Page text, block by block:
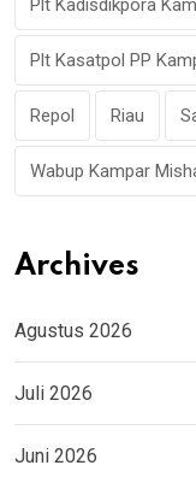
Plt Kadisdikpora
Plt Kasatpol PP
Repol Riau
Wabup Kampar
Archives
Agustus 2026
Juli 2026
Juni 2026